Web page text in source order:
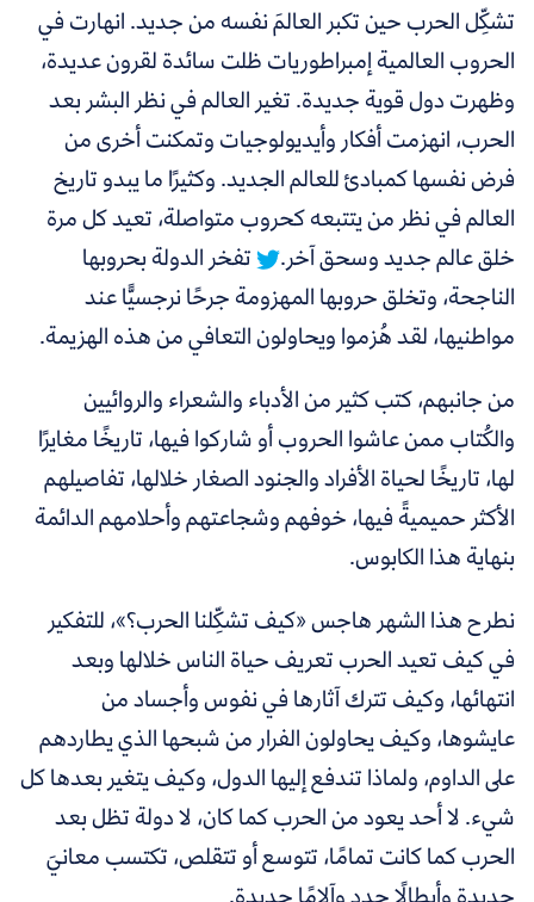
تشكِّل الحرب حين تكبر العالمَ نفسه من جديد. انهارت في
الحروب العالمية إمبراطوريات ظلت سائدة لقرون عديدة،
وظهرت دول قوية جديدة. تغير العالم في نظر البشر بعد
الحرب، انهزمت أفكار وأيديولوجيات وتمكنت أخرى من
فرض نفسها كمبادئ للعالم الجديد. وكثيرًا مايبدو تاريخ
العالم في نظر من يتتبعه كحروب متواصلة، تعيد كل مرة
خلق عالم جديد وسحق آخر.
تفخر الدولة بحروبها
الناجحة، وتخلق حروبها المهزومة جرحًا نرجسيًّا عند
مواطنيها، لقد هُزموا ويحاولون التعافي من هذه الهزيمة.
من جانبهم، كتب كثير من الأدباء والشعراء والروائيين
والكُتاب ممن عاشوا الحروب أو شاركوا فيها، تاريخًا مغايرًا
لها، تاريخًا لحياة الأفراد والجنود الصغار خلالها، تفاصيلهم
الأكثر حميميةً فيها، خوفهم وشجاعتهم وأحلامهم الدائمة
بنهاية هذا الكابوس.
نطرح هذا الشهر هاجس «كيف تشكِّلنا الحرب؟»، للتفكير
في كيف تعيد الحرب تعريف حياة الناس خلالها وبعد
انتهائها، وكيف تترك آثارها في نفوس وأجساد من
عايشوها، وكيف يحاولون الفرار من شبحها الذي يطاردهم
على الداوم، ولماذا تندفع إليها الدول، وكيف يتغير بعدها كل
شيء. لا أحد يعود من الحرب كما كان، لا دولة تظل بعد
الحرب كما كانت تمامًا، تتوسع أو تتقلص، تكتسب معانيَ